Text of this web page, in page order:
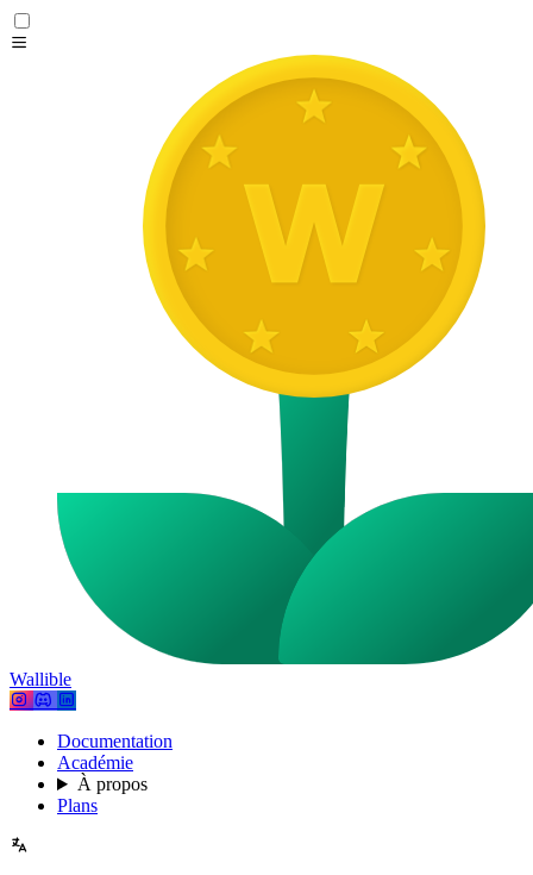
Wallible
Documentation
Académie
À propos
Plans